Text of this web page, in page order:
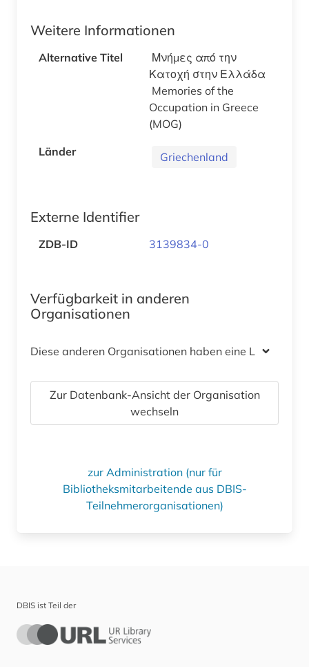
Weitere Informationen
Alternative Titel
Μνήμες από την
Κατοχή στην Ελλάδα
Memories of the
Occupation in Greece
(MOG)
Länder
Griechenland
Externe Identifier
ZDB-ID 3139834-0
Verfügbarkeit in anderen
Organisationen
Diese anderen Organisationen haben eine Lizenz
Zur Datenbank-Ansicht der Organisation
wechseln
zur Administration (nur für
Bibliotheksmitarbeitende aus DBIS-
Teilnehmerorganisationen)
DBIS ist Teil der